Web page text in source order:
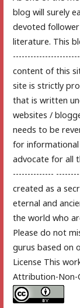
blog will surely
devoted
literature. This
content of this
site is strictly
that is written
websites /
needs to be
for
advocate for all
--------------
created as a
eternal and
the world who
Please do not
gurus based on
License This
Attribution-Non-